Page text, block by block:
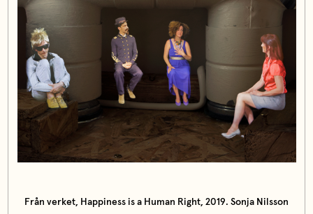
Från verket, Happiness is a Human Right, 2019. Sonja Nilsson